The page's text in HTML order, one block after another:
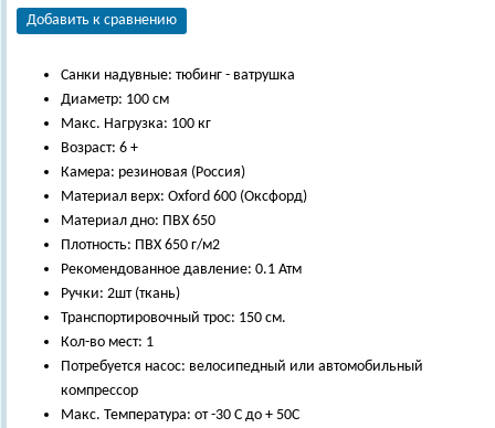
Добавить к сравнению
Санки надувные: тюбинг - ватрушка
Диаметр: 100 см
Макс. Нагрузка: 100 кг
Возраст: 6 +
Камера: резиновая (Россия)
Материал верх: Oxford 600 (Оксфорд)
Материал дно: ПВХ 650
Плотность: ПВХ 650 г/м2
Рекомендованное давление: 0.1 Атм
Ручки: 2шт (ткань)
Транспортировочный трос: 150 см.
Кол-во мест: 1
Потребуется насос: велосипедный или автомобильный
компрессор
Макс. Температура: от -30 С до + 50С